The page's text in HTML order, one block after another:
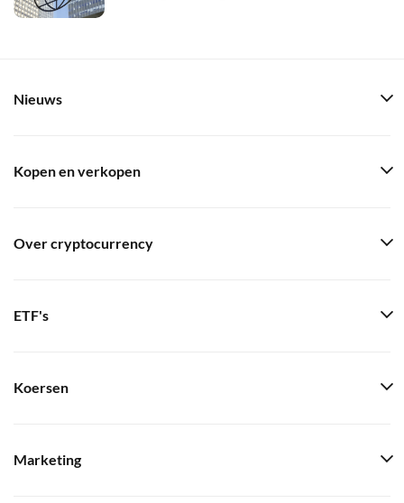
Nieuws
Kopen en verkopen
Over cryptocurrency
ETF's
Koersen
Marketing